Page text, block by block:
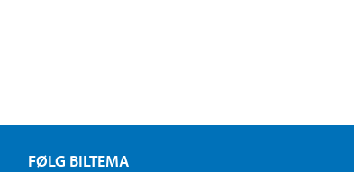
FØLG BILTEMA